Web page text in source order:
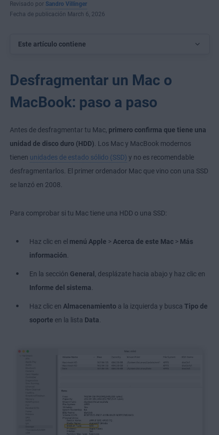
Revisado por Sandro Villinger
Fecha de publicación March 6, 2026
Este artículo contiene
Desfragmentar un Mac o
MacBook: paso a paso
Antes de desfragmentar tu Mac, primero confirma que tiene una
unidad de disco duro (HDD). Los Mac y MacBook modernos
tienen unidades de estado sólido (SSD) y no es recomendable
desfragmentarlos. El primer ordenador Mac que vino con una SSD
se lanzó en 2008.
Para comprobar si tu Mac tiene una HDD o una SSD:
Haz clic en el menú Apple > Acerca de este Mac > Más
información.
En la sección General , desplázate hacia abajo y haz clic en
Informe del sistema.
Haz clic en Almacenamiento a la izquierda y busca Tipo de
soporte en la lista Data.